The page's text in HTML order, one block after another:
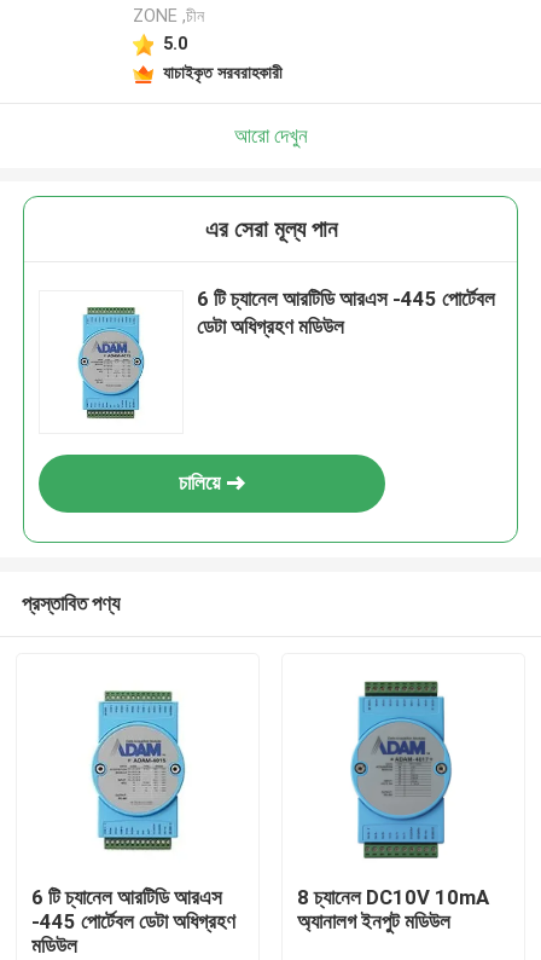
ZONE ,চীন
5.0
যাচাইকৃত সরবরাহকারী
আরো দেখুন
এর সেরা মূল্য পান
6 টি চ্যানেল আরটিডি আরএস -445 পোর্টেবল
ডেটা অধিগ্রহণ মডিউল
চালিয়ে
প্রস্তাবিত পণ্য
6 টি চ্যানেল আরটিডি আরএস
-445 পোর্টেবল ডেটা অধিগ্রহণ
মডিউল
8 চ্যানেল DC10V 10mA
অ্যানালগ ইনপুট মডিউল